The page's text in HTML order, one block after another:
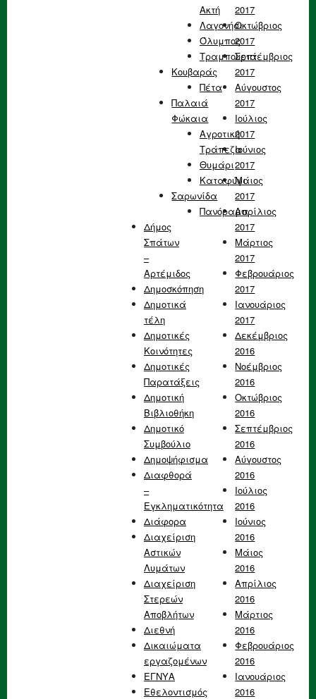
Ακτή
Λαγονήσι
Όλυμπος
Τραμπουριά
Κουβαράς
Πέτα
Παλαιά
Φώκαια
Αγροτική
Τράπεζα
Θυμάρι
Καταφύγι
Σαρωνίδα
Πανόραμα
Δήμος
Σπάτων
–
Αρτέμιδος
Δημοσκόπηση
Δημοτικά
τέλη
Δημοτικές
Κοινότητες
Δημοτικές
Παρατάξεις
Δημοτική
Βιβλιοθήκη
Δημοτικό
Συμβούλιο
Δημοψήφισμα
Διαφθορά
–
Εγκληματικότητα
Διάφορα
Διαχείριση
Αστικών
Λυμάτων
Διαχείριση
Στερεών
Αποβλήτων
Διεθνή
Δικαιώματα
εργαζομένων
ΕΓΝΥΑ
Εθελοντισμός
2017
Οκτώβριος
2017
Σεπτέμβριος
2017
Αύγουστος
2017
Ιούλιος
2017
Ιούνιος
2017
Μάιος
2017
Απρίλιος
2017
Μάρτιος
2017
Φεβρουάριος
2017
Ιανουάριος
2017
Δεκέμβριος
2016
Νοέμβριος
2016
Οκτώβριος
2016
Σεπτέμβριος
2016
Αύγουστος
2016
Ιούλιος
2016
Ιούνιος
2016
Μάιος
2016
Απρίλιος
2016
Μάρτιος
2016
Φεβρουάριος
2016
Ιανουάριος
2016